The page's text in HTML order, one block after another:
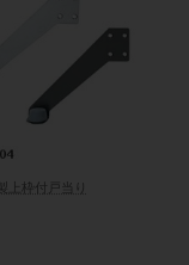
上枠付戸当り